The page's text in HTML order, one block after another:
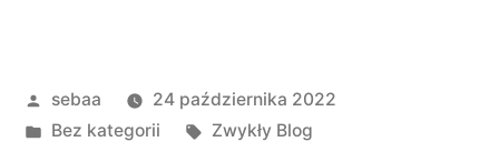
Posted
by
sebaa
24 października 2022
Posted
Bez kategorii Tagi:
Zwykły Blog